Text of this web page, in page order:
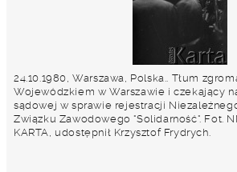
24.10.1980, Warszawa, Polska.. Tłum
Wojewódzkiem w Warszawie i czekający
sądowej w sprawie rejestracji
Związku Zawodowego "Solidarność". Fot.
KARTA, udostępnił Krzysztof Frydrych.